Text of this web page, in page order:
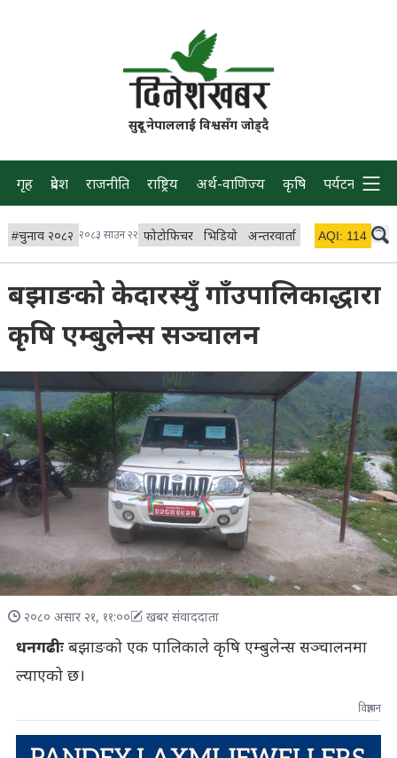
सुदूर नेपाललाई विश्वसँग जोड्दै
गृह प्रदेश राजनीति राष्ट्रिय अर्थ-वाणिज्य कृषि पर्यटन प्रवास
#चुनाव २०८२ २०८३ साउन २२ फोटोफिचर भिडियो अन्तरवार्ता विचार/ब्लग
AQI: 114
बझाङको केदारस्युँ गाँउपालिकाद्धारा
कृषि एम्बुलेन्स सञ्चालन
२०८० असार २१, ११:०० खबर संवाददाता
धनगढीःबझाङको एक पालिकाले कृषि एम्बुलेन्स सञ्चालनमा
ल्याएको छ।
विज्ञापन